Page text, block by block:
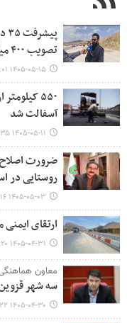
تصویب ۴۰۰ میلیارد تومان اعتبار +فیلم
۱۴۰۵-۰۵-۱۵ ۱۱:۰۱
۵۵۰
آسفالت شد
۱۴۰۵-۰۵-۱۱ ۱۸:۳۵
ضرورت
روستایی در
۱۴۰۵-۰۵-۰۳ ۱۲:۱۶
ارتقای ایمنی محور
۱۴۰۵-۰۴-۳۱ ۱۱:۲۰
معاون هماهنگی
سه شهر
۱۴۰۵-۰۴-۳۰ ۱۱:۲۲